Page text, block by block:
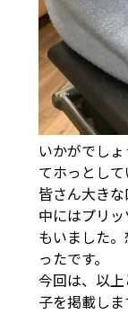
いかがでし
てホっとし
皆さん大きな
中にはプリ
もいました
ったです。
今回は、以
子を掲載しま